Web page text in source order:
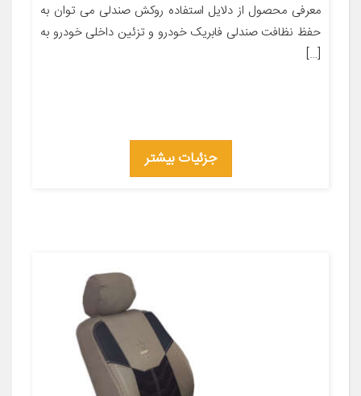
معرفی محصول از دلایل استفاده روکش صندلی می توان به
حفظ نظافت صندلی فابریک خودرو و تزئین داخلی خودرو به
[…]
جزئیات بیشتر